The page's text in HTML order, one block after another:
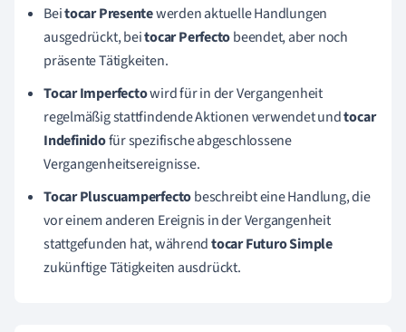
Beitocar Presentewerden aktuelle Handlungen
ausgedrückt, beitocar Perfectobeendet, aber noch
präsente Tätigkeiten.
Tocar Imperfectowird für in der Vergangenheit
regelmäßig stattfindende Aktionen verwendet undtocar
Indefinidofür spezifische abgeschlossene
Vergangenheitsereignisse.
Tocar Pluscuamperfectobeschreibt eine Handlung, die
vor einem anderen Ereignis in der Vergangenheit
stattgefunden hat, währendtocar Futuro Simple
zukünftige Tätigkeiten ausdrückt.